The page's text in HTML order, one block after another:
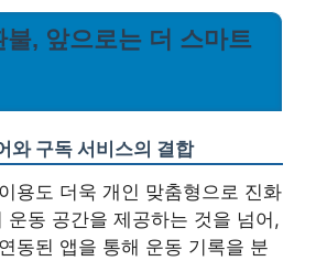
불, 앞으로는 더 스마트
와 구독 서비스의 결합
용도 더욱 개인 맞춤형으로 진화
운동 공간을 제공하는 것을 넘어,
동된 앱을 통해 운동 기록을 분